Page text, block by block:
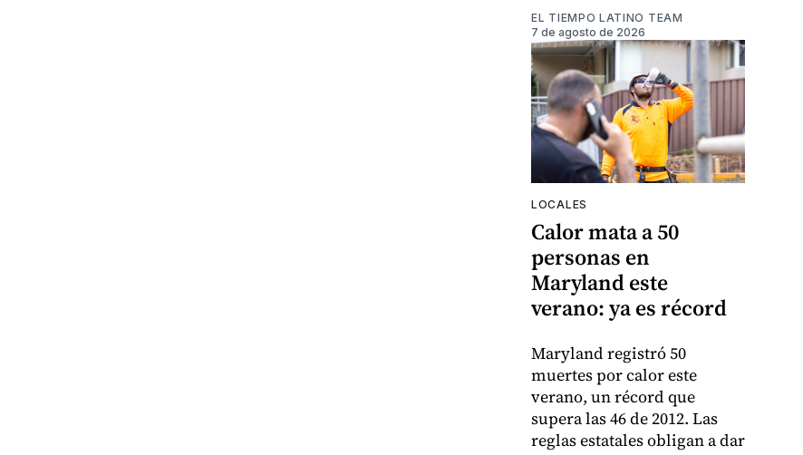
EL TIEMPO LATINO TEAM
7 de agosto de 2026
LOCALES
Calor mata a 50
personas en
Maryland este
verano: ya es récord
Maryland registró 50
muertes por calor este
verano, un récord que
supera las 46 de 2012. Las
reglas estatales obligan a dar